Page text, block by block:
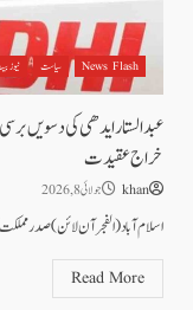
News Flash سیاست نیوز
عبدالستار ایدھی کی دسویں
خراج عقیدت
khan جولائی 8, 2026
اسلام آباد (الفجرآن لائن) صدر
Read More